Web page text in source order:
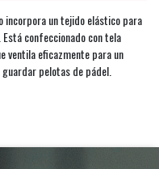
incorpora un tejido elástico para
confeccionado con tela
ventila eficazmente para un
pelotas de pádel.